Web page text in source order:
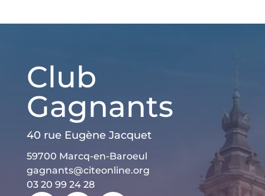
Club
Gagnants
40 rue Eugène Jacquet
59700 Marcq-en-Baroeul
gagnants@citeonline.org
03 20 99 24 28